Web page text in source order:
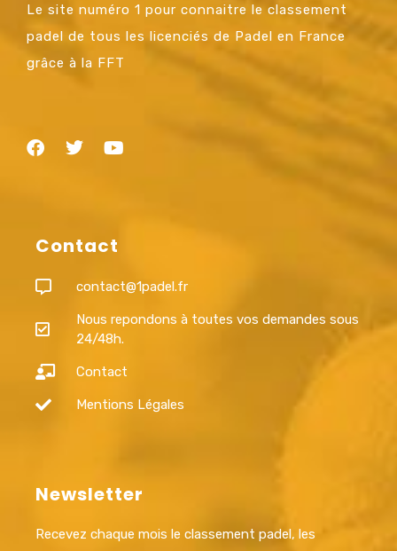
Le site numéro 1 pour connaitre le classement
padel de tous les licenciés de Padel en France
grâce à la FFT
Contact
contact@1padel.fr
Nous repondons à toutes vos demandes sous
24/48h.
Contact
Mentions Légales
Newsletter
Recevez chaque mois le classement padel, les